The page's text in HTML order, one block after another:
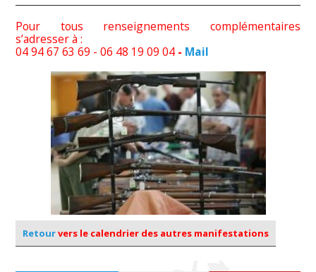
Pour tous renseignements complémentaires
s’adresser à :
04 94 67 63 69 - 06 48 19 09 04 - Mail
Retourvers le calendrier des autres manifestations